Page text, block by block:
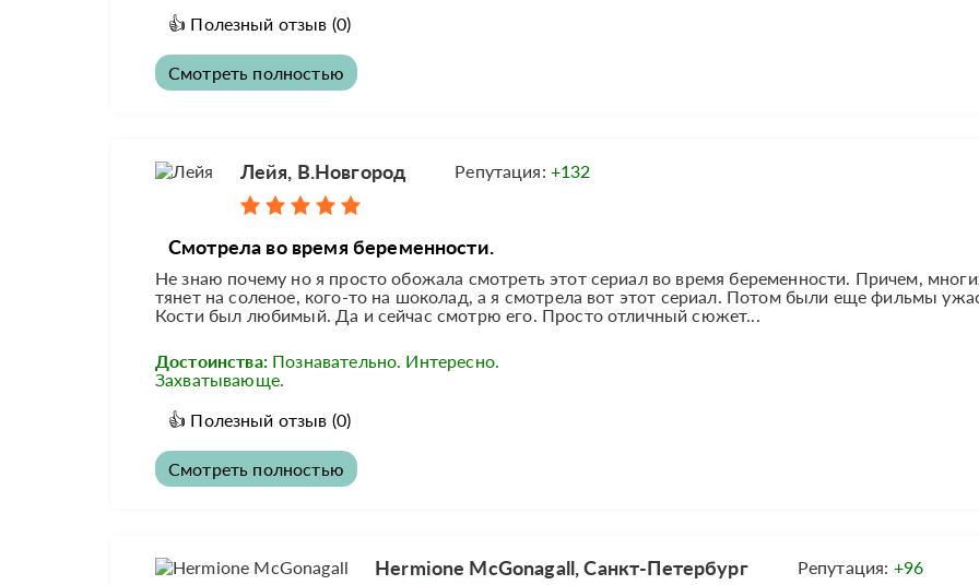
👍 Полезный отзыв (0)
Смотреть полностью
Лейя, В.Новгород Репутация: +132
Смотрела во время беременности.
Не знаю почему но я просто обожала смотреть этот сериал во время беременности. Причем,
тянет на соленое, кого-то на шоколад, а я смотрела вот этот сериал. Потом были еще фильмы
Кости был любимый. Да и сейчас смотрю его. Просто отличный сюжет...
Достоинства: Познавательно. Интересно.
Захватывающе.
👍 Полезный отзыв (0)
Смотреть полностью
Hermione McGonagall, Санкт-Петербург Репутация: +96